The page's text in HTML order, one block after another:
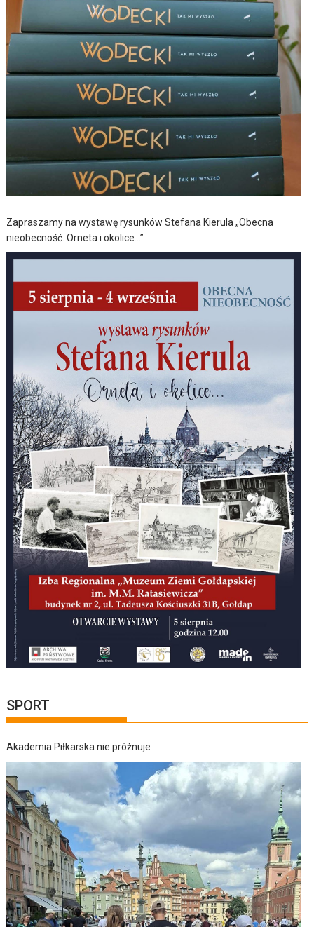
Zapraszamy na wystawę rysunków Stefana Kierula „Obecna
nieobecność. Orneta i okolice…”
SPORT
Akademia Piłkarska nie próżnuje